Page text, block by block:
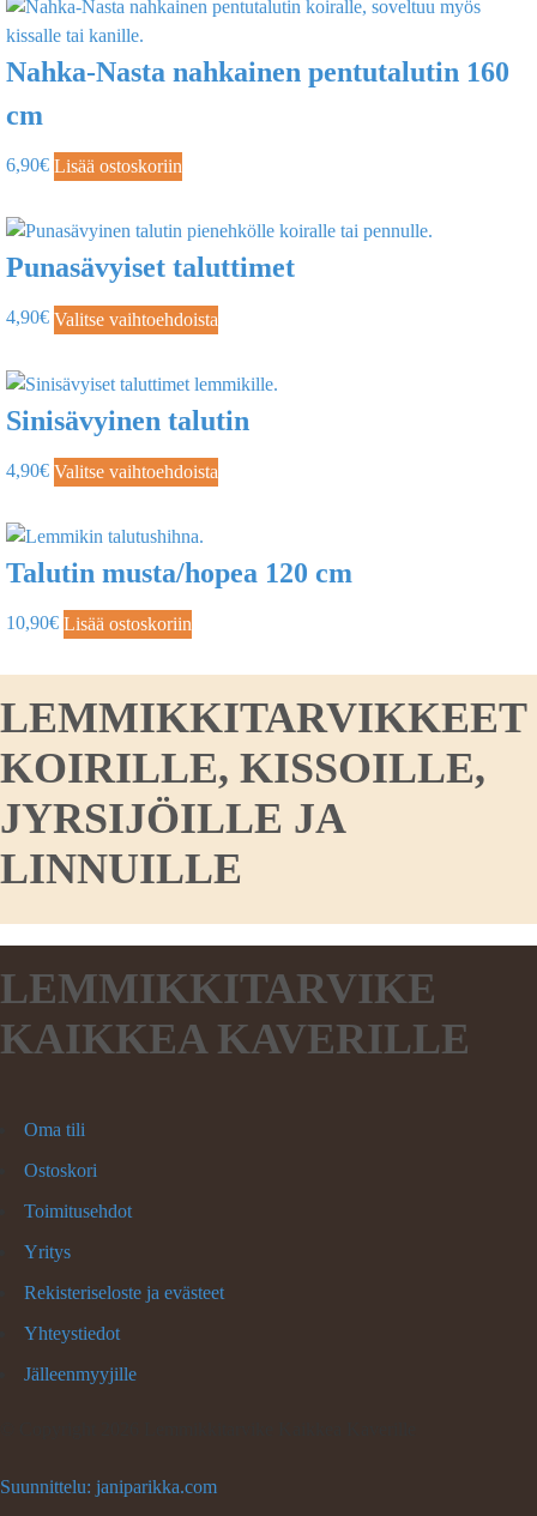
Nahka-Nasta nahkainen pentutalutin 160
cm
6,90€ Lisää ostoskoriin
Punasävyiset taluttimet
4,90€ Valitse vaihtoehdoista
Sinisävyinen talutin
4,90€ Valitse vaihtoehdoista
Talutin musta/hopea 120 cm
10,90€ Lisää ostoskoriin
LEMMIKKITARVIKKEET
KOIRILLE, KISSOILLE,
JYRSIJÖILLE JA
LINNUILLE
LEMMIKKITARVIKE
KAIKKEA KAVERILLE
Oma tili
Ostoskori
Toimitusehdot
Yritys
Rekisteriseloste ja evästeet
Yhteystiedot
Jälleenmyyjille
Suunnittelu: janiparikka.com